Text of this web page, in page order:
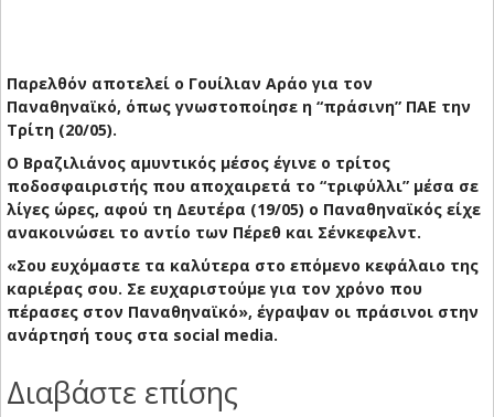
Παρελθόν αποτελεί ο Γουίλιαν Αράο για τον
Παναθηναϊκό, όπως γνωστοποίησε η “πράσινη” ΠΑΕ την
Τρίτη (20/05).
Ο Βραζιλιάνος αμυντικός μέσος έγινε ο τρίτος
ποδοσφαιριστής που αποχαιρετά το “τριφύλλι” μέσα σε
λίγες ώρες, αφού τη Δευτέρα (19/05) ο Παναθηναϊκός είχε
ανακοινώσει το αντίο των Πέρεθ και Σένκεφελντ.
«Σου ευχόμαστε τα καλύτερα στο επόμενο κεφάλαιο της
καριέρας σου. Σε ευχαριστούμε για τον χρόνο που
πέρασες στον Παναθηναϊκό», έγραψαν οι πράσινοι στην
ανάρτησή τους στα social media.
Διαβάστε επίσης